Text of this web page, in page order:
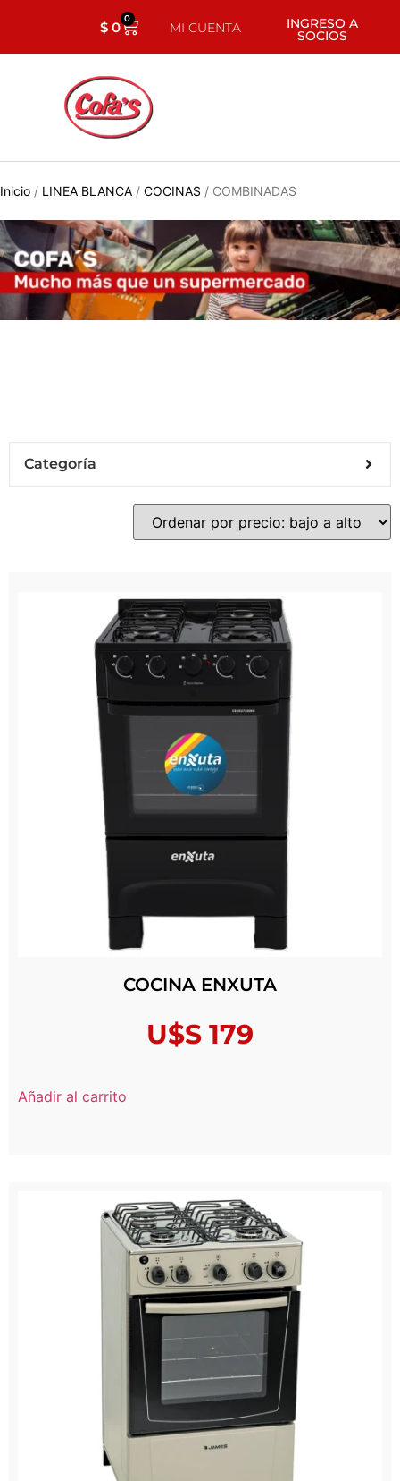
$0 0
MI CUENTA INGRESO A
SOCIOS
Inicio / LINEA BLANCA / COCINAS / COMBINADAS
Categoría
COCINA ENXUTA
U$S 179
Añadir al carrito